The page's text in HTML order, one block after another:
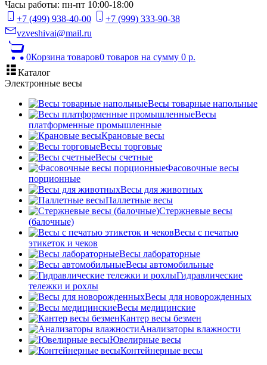
Часы работы: пн-пт 10:00-18:00
+7 (499) 938-40-00
+7 (999) 333-90-38
vzveshivai@mail.ru
0Корзина товаров0 товаров на сумму 0 р.
Каталог
Электронные весы
Весы товарные напольные
Весы
платформенные промышленные
Крановые весы
Весы торговые
Весы счетные
Фасовочные весы
порционные
Весы для животных
Паллетные весы
Стержневые весы
(балочные)
Весы c печатью
этикеток и чеков
Весы лабораторные
Весы автомобильные
Гидравлические
тележки и рохлы
Весы для новорожденных
Весы медицинские
Кантер весы безмен
Анализаторы влажности
Ювелирные весы
Контейнерные весы